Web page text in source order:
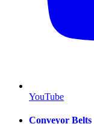
YouTube
Conveyor Belts